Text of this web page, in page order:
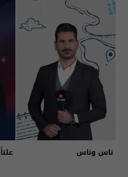
ناس وناس علناً